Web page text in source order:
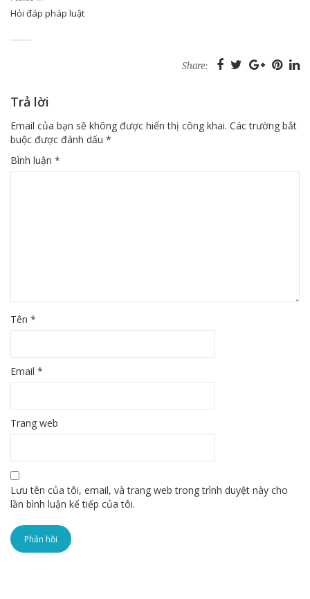
Hỏi đáp pháp luật
Share:
Trả lời
Email của bạn sẽ không được hiển thị công khai. Các trường bắt
buộc được đánh dấu *
Bình luận *
Tên *
Email *
Trang web
Lưu tên của tôi, email, và trang web trong trình duyệt này cho
lần bình luận kế tiếp của tôi.